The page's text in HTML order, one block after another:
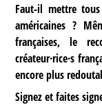
Faut-il mettre
américaines ?
françaises, le
créateur·rice·s
encore plus
Signez et faites